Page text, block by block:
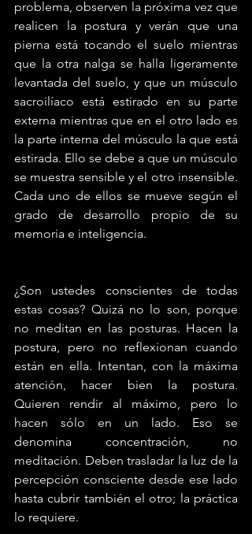
problema, observen la próxima vez que
realicen la postura y verán que una
pierna está tocando el suelo mientras
que la otra nalga se halla ligeramente
levantada del suelo, y que un músculo
sacroilíaco está estirado en su parte
externa mientras que en el otro lado es
la parte interna del músculo la que está
estirada. Ello se debe a que un músculo
se muestra sensible y el otro insensible.
Cada uno de ellos se mueve según el
grado de desarrollo propio de su
memoria e inteligencia.
¿Son ustedes conscientes de todas
estas cosas? Quizá no lo son, porque
no meditan en las posturas. Hacen la
postura, pero no reflexionan cuando
están en ella. Intentan, con la máxima
atención, hacer bien la postura.
Quieren rendir al máximo, pero lo
hacen sólo en un lado. Eso se
denomina concentración, no
meditación. Deben trasladar la luz de la
percepción consciente desde ese lado
hasta cubrir también el otro; la práctica
lo requiere.